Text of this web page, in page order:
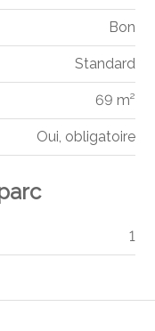
Bon
Standard
69 m²
Oui, obligatoire
1